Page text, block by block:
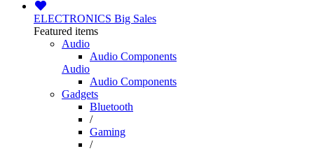
ELECTRONICS Big Sales
Featured items
Audio
Audio Components
Audio
Audio Components
Gadgets
Bluetooth
/
Gaming
/